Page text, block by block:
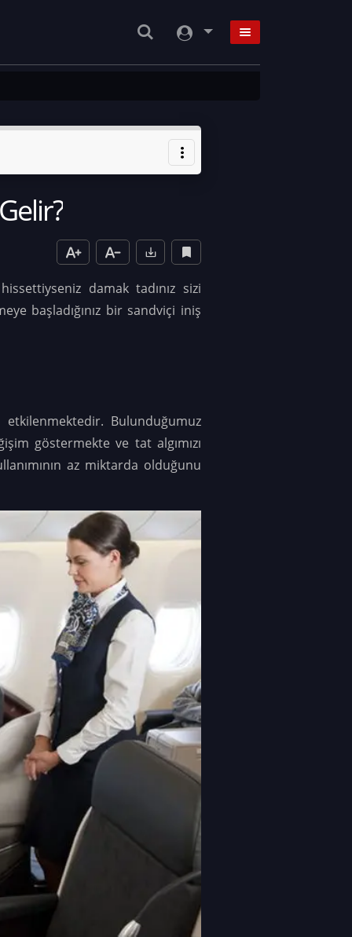
damak tadınız sizi
başladığınız bir sandviçi iniş
etkilenmektedir. Bulunduğumuz
göstermekte ve tat algımızı
az miktarda olduğunu